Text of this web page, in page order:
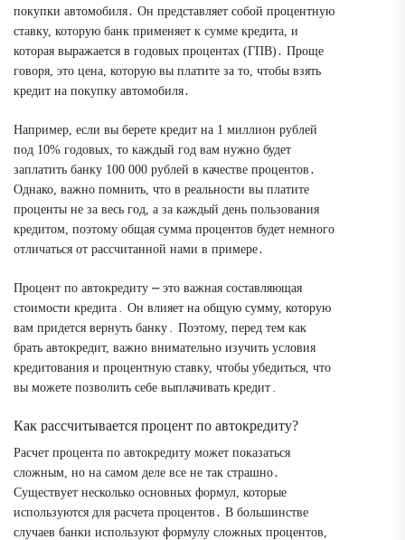
покупки автомобиля․ Он представляет собой процентную
ставку, которую банк применяет к сумме кредита, и
которая выражается в годовых процентах (ГПВ)․ Проще
говоря, это цена, которую вы платите за то, чтобы взять
кредит на покупку автомобиля․
Например, если вы берете кредит на 1 миллион рублей
под 10% годовых, то каждый год вам нужно будет
заплатить банку 100 000 рублей в качестве процентов․
Однако, важно помнить, что в реальности вы платите
проценты не за весь год, а за каждый день пользования
кредитом, поэтому общая сумма процентов будет немного
отличаться от рассчитанной нами в примере․
Процент по автокредиту ⎼ это важная составляющая
стоимости кредита․ Он влияет на общую сумму, которую
вам придется вернуть банку․ Поэтому, перед тем как
брать автокредит, важно внимательно изучить условия
кредитования и процентную ставку, чтобы убедиться, что
вы можете позволить себе выплачивать кредит․
Как рассчитывается процент по автокредиту?
Расчет процента по автокредиту может показаться
сложным, но на самом деле все не так страшно․
Существует несколько основных формул, которые
используются для расчета процентов․ В большинстве
случаев банки используют формулу сложных процентов,